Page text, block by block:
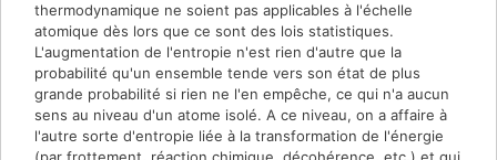
thermodynamique ne soient pas applicables à l'échelle
atomique dès lors que ce sont des lois statistiques.
L'augmentation de l'entropie n'est rien d'autre que la
probabilité qu'un ensemble tende vers son état de plus
grande probabilité si rien ne l'en empêche, ce qui n'a aucun
sens au niveau d'un atome isolé. A ce niveau, on a affaire à
l'autre sorte d'entropie liée à la transformation de l'énergie